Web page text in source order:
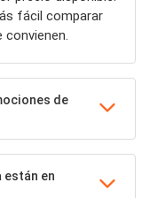
fácil comparar
convienen.
de
están en